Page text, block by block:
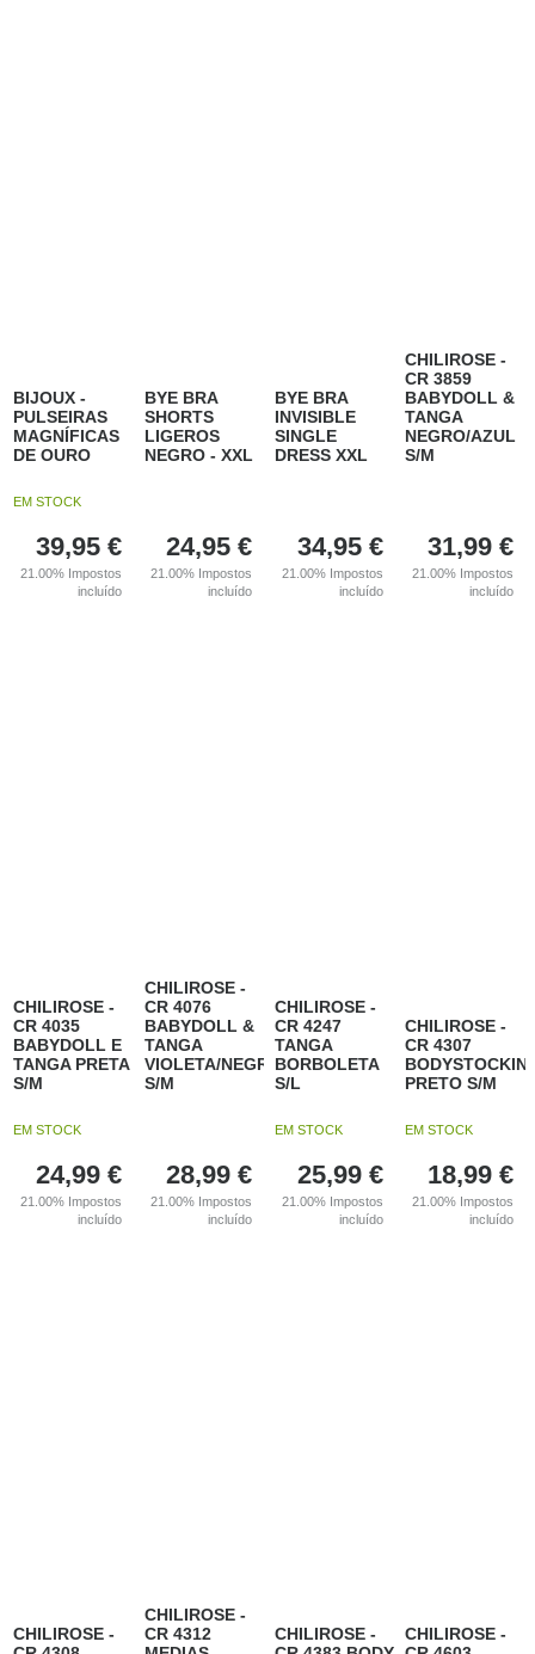
BIJOUX -
PULSEIRAS
MAGNÍFICAS
DE OURO
EM STOCK
39,95 €
21.00% Impostos
incluído
BYE BRA
SHORTS
LIGEROS
NEGRO - XXL
24,95 €
21.00% Impostos
incluído
BYE BRA
INVISIBLE
SINGLE
DRESS XXL
34,95 €
21.00% Impostos
incluído
CHILIROSE -
CR 3859
BABYDOLL &
TANGA
NEGRO/AZUL
S/M
31,99 €
21.00% Impostos
incluído
CHILIROSE -
CR 4035
BABYDOLL E
TANGA PRETA
S/M
EM STOCK
24,99 €
21.00% Impostos
incluído
CHILIROSE -
CR 4076
BABYDOLL &
TANGA
VIOLETA/NEGRO
S/M
28,99 €
21.00% Impostos
incluído
CHILIROSE -
CR 4247
TANGA
BORBOLETA
S/L
EM STOCK
25,99 €
21.00% Impostos
incluído
CHILIROSE -
CR 4307
PRETO S/M
EM STOCK
18,99 €
21.00% Impostos
incluído
CHILIROSE -
CHILIROSE -
CR 4312
CHILIROSE -
CHILIROSE -